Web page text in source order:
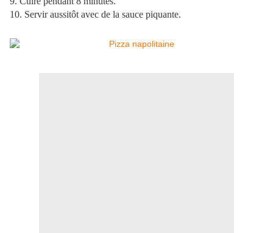
10. Servir aussitôt avec de la sauce piquante.